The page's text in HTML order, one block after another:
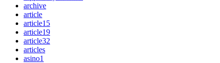
archive
article
article15
article19
article32
articles
asino1